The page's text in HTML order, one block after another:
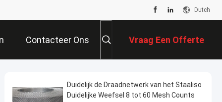
Dutch
Contacteer Ons Vraag Een Offerte
Aan
Duidelijk de Draadnetwerk van het Staaliso
Duidelijke Weefsel 8 tot 60 Mesh Counts